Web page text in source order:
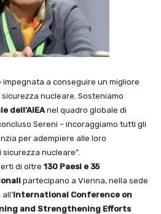
impegnata a conseguire un migliore
nucleare. Sosteniamo
dell’AIEAnel quadro globale di
Sereni – incoraggiamo tutti gli
per adempiere alle loro
nucleare”.
di oltre 130 Paesi e 35
partecipano a Vienna, nella sede
International Conference on
and Strengthening Efforts